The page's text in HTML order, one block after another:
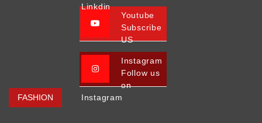
FASHION
Linkdin
Youtube
Subscribe
US
Instagram
Follow us
on
Instagram